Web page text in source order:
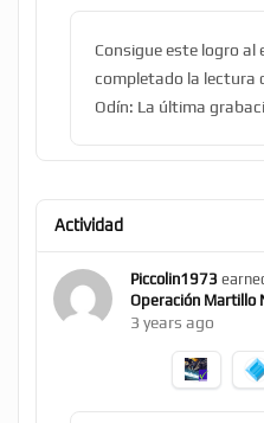
Consigue este logro al
completado la lectura
Odín: La última
Actividad
Piccolin1973
Operación Martillo
3 years ago